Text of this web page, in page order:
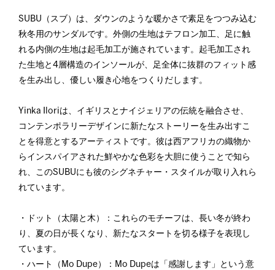
SUBU（スブ）は、ダウンのような暖かさで素足をつつみ込む
秋冬用のサンダルです。外側の生地はテフロン加工、足に触
れる内側の生地は起毛加工が施されています。起毛加工され
た生地と4層構造のインソールが、足全体に抜群のフィット感
を生み出し、優しい履き心地をつくりだします。
Yinka Iloriは、イギリスとナイジェリアの伝統を融合させ、
コンテンポラリーデザインに新たなストーリーを生み出すこ
とを得意とするアーティストです。彼は西アフリカの織物か
らインスパイアされた鮮やかな色彩を大胆に使うことで知ら
れ、このSUBUにも彼のシグネチャー・スタイルが取り入れら
れています。
・ドット（太陽と木）：これらのモチーフは、長い冬が終わ
り、夏の日が長くなり、新たなスタートを切る様子を表現し
ています。
・ハート（Mo Dupe）：Mo Dupeは「感謝します」という意